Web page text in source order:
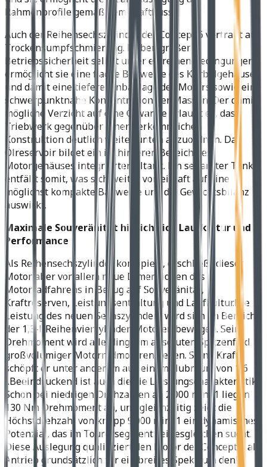
Rahmenprofile gemäß dem Kraftfluss.
Auch der Reihensechszylinder der Concept 6 vertraut auf
Trockensumpfschmierung. Neben großer
Betriebssicherheit selbst unter extremen Bedingungen
ermöglicht sie eine flache Bauweise des Kurbelgehäuses
und damit eine tiefere Einbaulage des Motors sowie eine
schwerpunktnahe Konzentration der Massen. Der damit
mögliche Verzicht auf eine Ölwanne erlaubt es, das
Triebwerk gegenüber einer herkömmlichen
Konstruktion deutlich weiter unten anzuordnen. Das
Ölreservoir bildet ein im hinteren Bereich des
Motorgehäuses integrierter Öltank. Ein separater Tank
entfällt somit, was sich weiter vorteilhaft auf eine
möglichst kompakte Bauweise und die Gewichtsbilanz
auswirkt.
Maximale Souveränität hinsichtlich Laufkultur und
Performance
Als Reihensechszylinder konzipiert, erschließt dieser
Motor aber vor allem neue Dimensionen des
Motorradfahrens in Bezug auf Souveränität,
Kraftreserven, Leistungsentfaltung und Laufkultur.Die
Leistung des neuen Sechszylinders wird sich im Bereich
der 1,3-l-Reihenvierzylinder-Motoren bewegen. Sein
Drehmoment wird allerdings im absoluten Spitzenfeld
großvolumiger Motorradmotoren liegen. Seine Kraft
schöpft er unter anderem aus einem Hubraum von 1,6
l.Beeindruckend ist auch die die Leistungscharakteristik.
Schon bei niedrigen Drehzahlen ab 2.000 min–1 liegen
130 Nm Drehmoment an, und gleichzeitig zeigt die
Höchstdrehzahl von knapp 9.000 min–1 ein dynamisches
Potenzial, das im Tourersegment seinesgleichen sucht.
Diese Auslegung qualifiziert den Motor der Concept 6 als
Antrieb grundsätzlich für ein breites Spektrum denk­